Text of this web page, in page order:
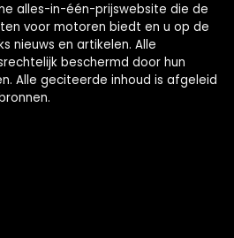
alles-in-één-prijswebsite die de
voor motoren biedt en u op de
nieuws en artikelen. Alle
beschermd door hun
Alle geciteerde inhoud is afgeleid